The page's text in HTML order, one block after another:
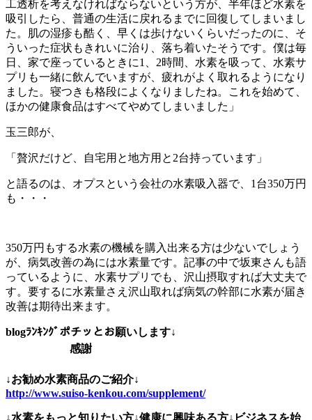
工透析を考えなければならないという方が、半年ほど水素を
吸引したら、普通の生活に戻れるまでに回復してしまいまし
た。肌の湿疹も酷く、早くは歩けないくらいだったのに、そ
ういった症状もきれいに治り、落ち着いたそうです。僕は毎
日、家で座っているときに1、2時間、水素を吸って、水素サ
プリも一緒に飲んでいますが、疲れがよく取れるようになり
ました。寝つきも格段によくなりましたね。これを始めて、
ほかの健康食品はすべてやめてしまいました」
玉三郎が、
「贅沢だけど、自宅用と地方用と2台持っています」
と語るのは、オプスという会社の水素吸入器で、1台350万円
も・・・
350万円もする水素の機械を購入出来る方は少ないでしょう
が、病気改善の為には水素量です。記事の中で坂東さんも語
っているように、水素サプリでも、沢山摂取すれば大丈夫で
す。要するに水素量さえ沢山取れば病気の幹部に水素が届き
改善は期待出来ます。
blogﾗﾝｷﾝｸﾞポチッとお願いします↓
感謝
↓お勧め水素商品のご紹介↓
http://www.suiso-kenkou.com/supplement/
↓水素をもっと知りたい方↓健康に興味ある方↓ビジネスを始